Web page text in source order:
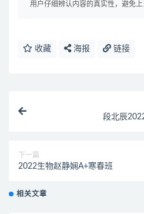
用户仔细辨认内容的真实性，避免上
收藏 海报 链接
段北辰
下一篇
2022生物赵静娴A+寒春班
相关文章